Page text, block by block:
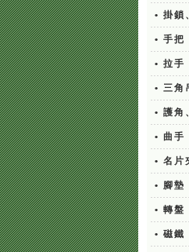
• 掛鎖
• 手把
• 拉手
• 三角
• 護角
• 曲手
• 名片
• 腳墊
• 轉盤
• 磁鐵